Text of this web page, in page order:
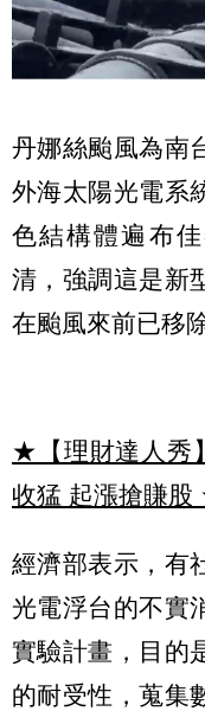
丹娜絲颱風為南
外海太陽光電系
色結構體遍布
清，強調這是新
在颱風來前已移除
★【理財達人秀
收猛 起漲搶賺股
經濟部表示，有
光電浮台的不實
實驗計畫，目的
的耐受性，蒐集